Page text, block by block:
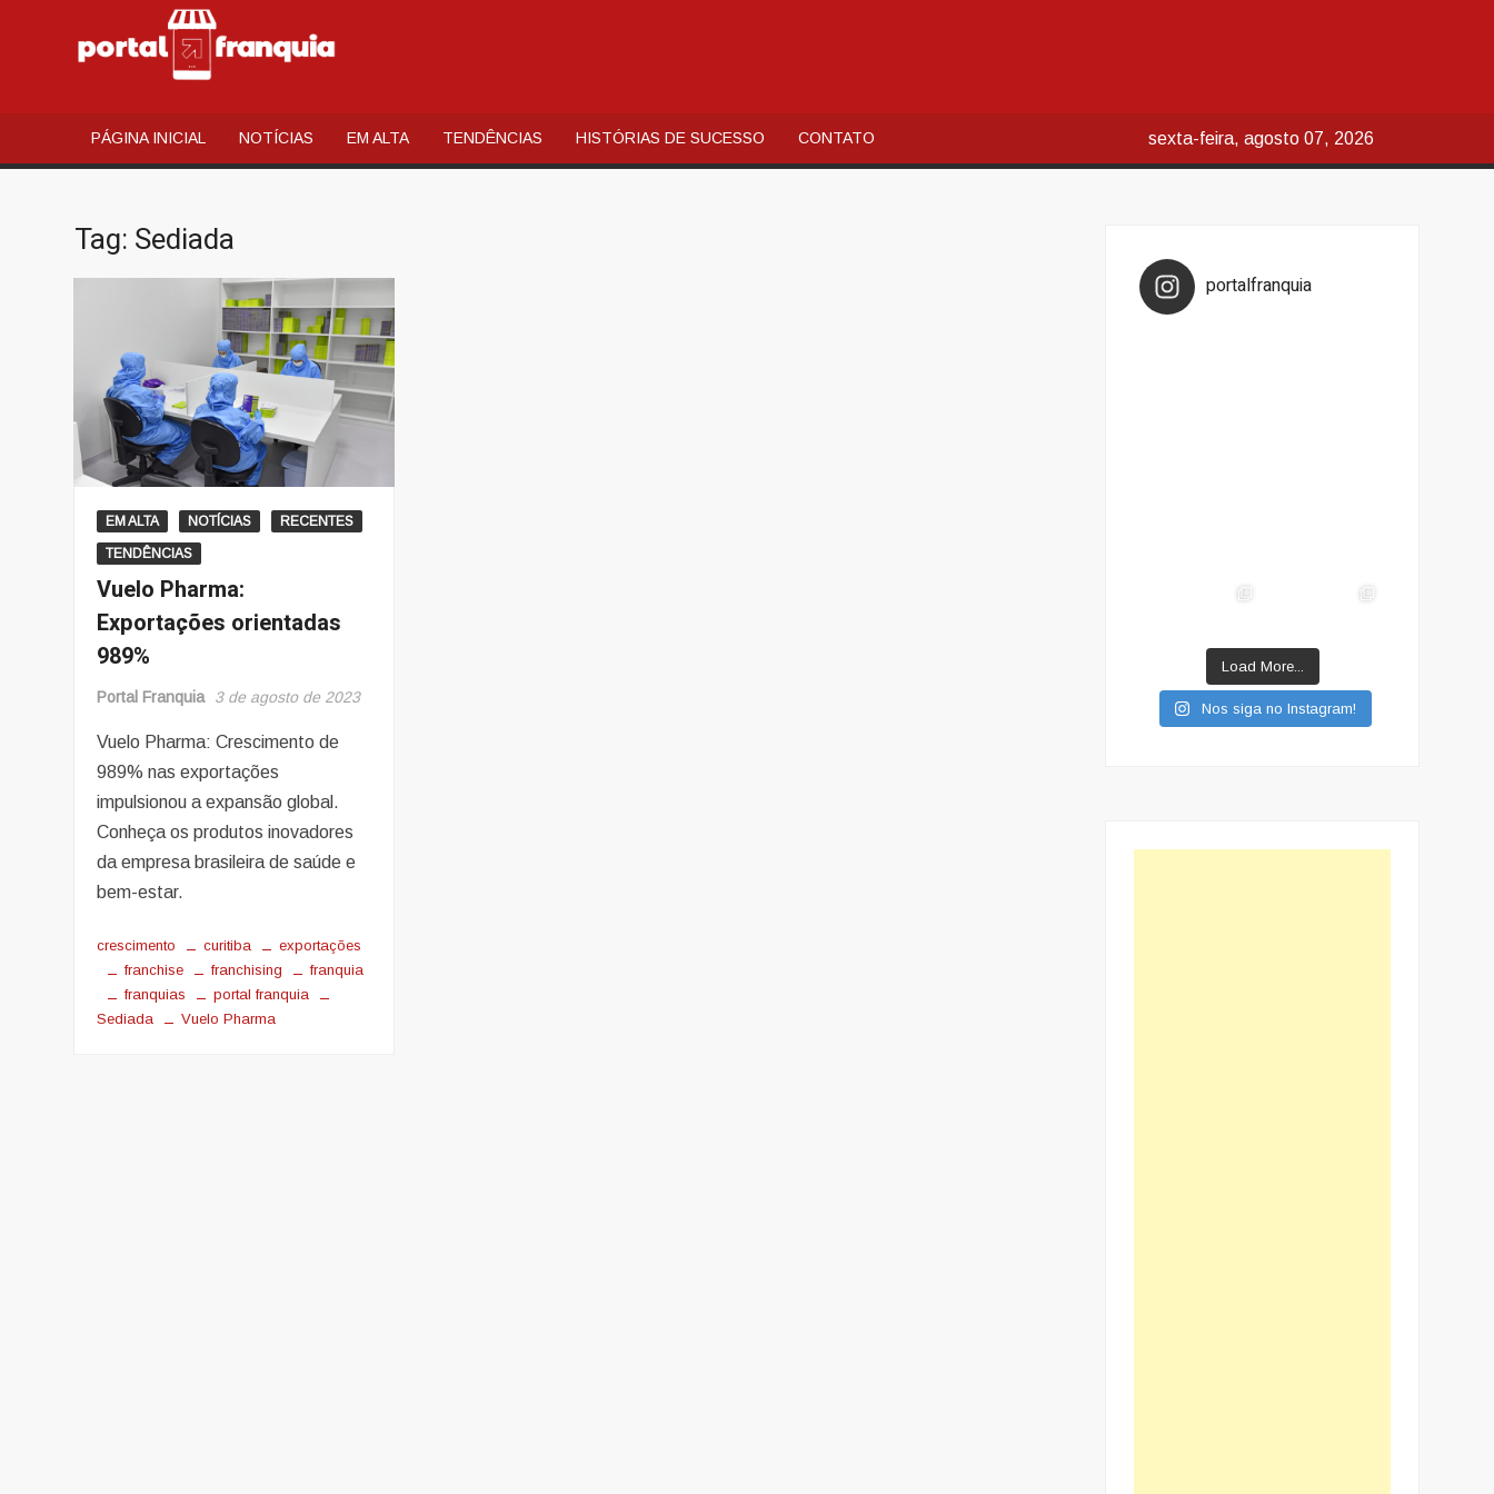
FRANQUIA
Relacionados
ao mundo do
PÁGINA INICIAL NOTÍCIAS EM ALTA TENDÊNCIAS HISTÓRIAS DE SUCESSO CONTATO sexta-feira, agosto 07, 2026
Tag: Sediada
EM ALTA NOTÍCIAS RECENTES
TENDÊNCIAS
Vuelo Pharma:
Exportações orientadas
989%
Portal Franquia 3 de agosto de 2023
Vuelo Pharma: Crescimento de
989% nas exportações
impulsionou a expansão global.
Conheça os produtos inovadores
da empresa brasileira de saúde e
bem-estar.
crescimento curitiba
exportações
franchise
franchising
franquia
franquias
portal franquia
Sediada
Vuelo Pharma
portalfranquia
Load More...
Nos siga no Instagram!